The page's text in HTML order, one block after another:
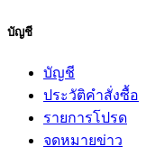
บัญชี
บัญชี
ประวัติคำสั่งซื้อ
รายการโปรด
จดหมายข่าว